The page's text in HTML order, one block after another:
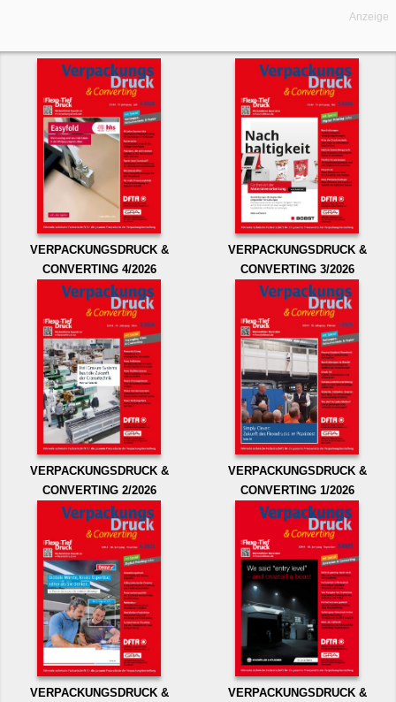
Anzeige
VERPACKUNGSDRUCK &
CONVERTING 4/2026
VERPACKUNGSDRUCK &
CONVERTING 3/2026
VERPACKUNGSDRUCK &
CONVERTING 2/2026
VERPACKUNGSDRUCK &
CONVERTING 1/2026
VERPACKUNGSDRUCK &
VERPACKUNGSDRUCK &